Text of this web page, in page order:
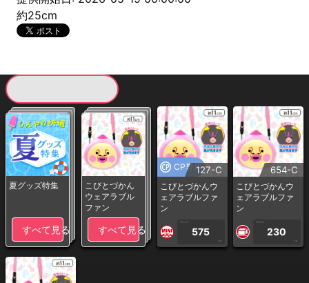
約25cm
夏グッズ特集
すべて見る
こびとづかん
ウェアラブル
ファン
すべて見る
CP専用127-C
こびとづかんウ
ェアラブルファ
ン
1PLAY
575
CP
654-C
こびとづかんウ
ェアラブルファ
ン
1PLAY
230
CP